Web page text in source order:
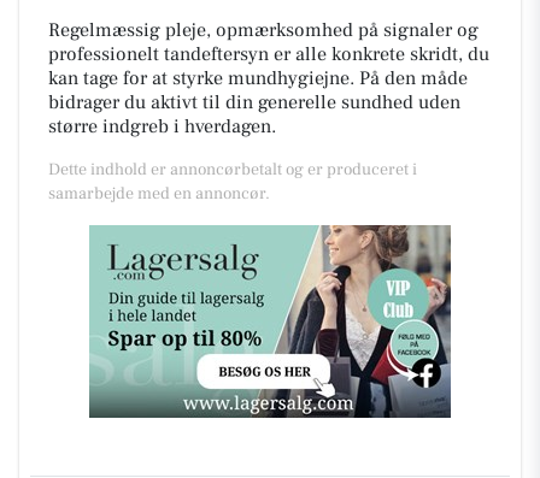
Regelmæssig pleje, opmærksomhed på signaler og
professionelt tandeftersyn er alle konkrete skridt, du
kan tage for at styrke mundhygiejne. På den måde
bidrager du aktivt til din generelle sundhed uden
større indgreb i hverdagen.
Dette indhold er annoncørbetalt og er produceret i
samarbejde med en annoncør.